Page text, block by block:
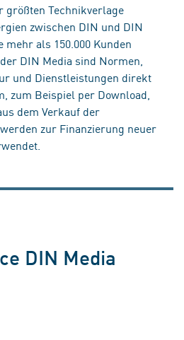
größten Technikverlage
zwischen DIN und DIN
als 150.000 Kunden
DIN Media sind Normen,
und Dienstleistungen direkt
zum Beispiel per Download,
dem Verkauf der
zur Finanzierung neuer
DIN Media